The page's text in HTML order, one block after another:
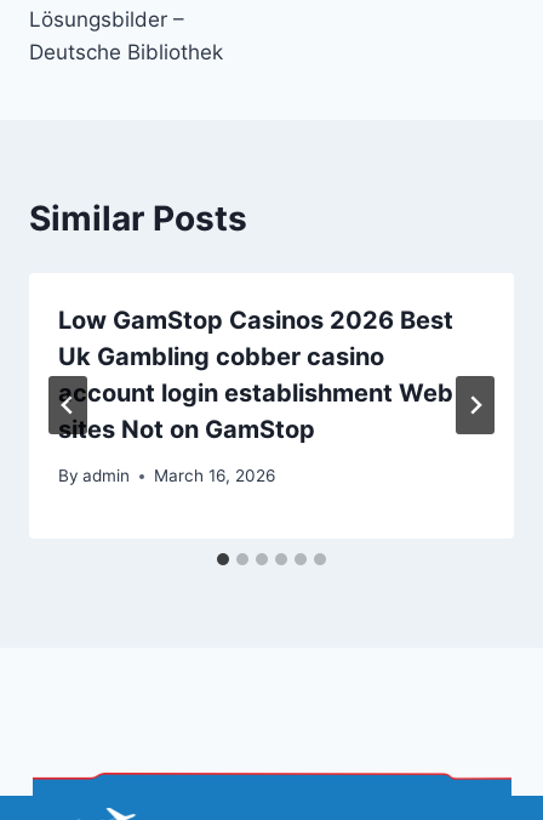
Lösungsbilder –
Deutsche Bibliothek
Similar Posts
Low GamStop Casinos 2026 Best
Uk Gambling cobber casino
account login establishment Web
sites Not on GamStop
By admin March 16, 2026